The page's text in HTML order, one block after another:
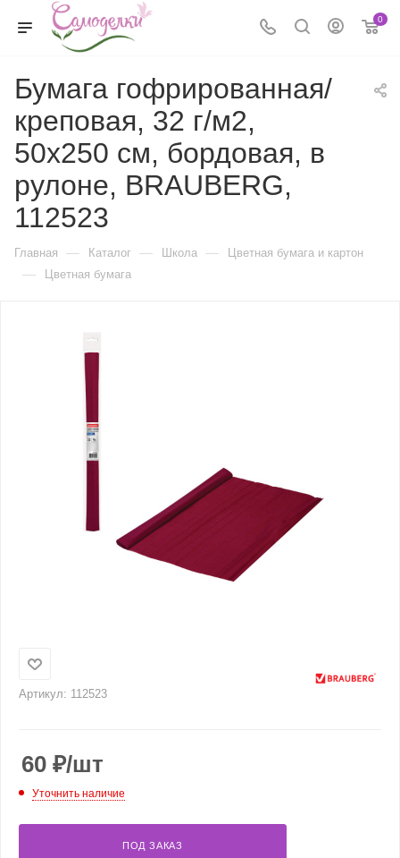
0
Бумага гофрированная/
креповая, 32 г/м2,
50х250 см, бордовая, в
рулоне, BRAUBERG,
112523
Главная — Каталог — Школа — Цветная бумага и картон
— Цветная бумага
Артикул: 112523
60 ₽/шт
Уточнить наличие
ПОД ЗАКАЗ